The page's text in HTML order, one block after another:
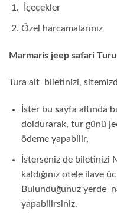
İçecekler
Özel harcamalarınız
Marmaris jeep safari
Tura ait biletinizi,
İster bu sayfa altında
doldurarak, tur günü
ödeme yapabilir,
İsterseniz de biletinizi
kaldığınız otele ilave
Bulunduğunuz yerde
yapabilirsiniz.